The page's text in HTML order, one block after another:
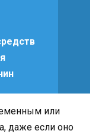
или
даже если оно